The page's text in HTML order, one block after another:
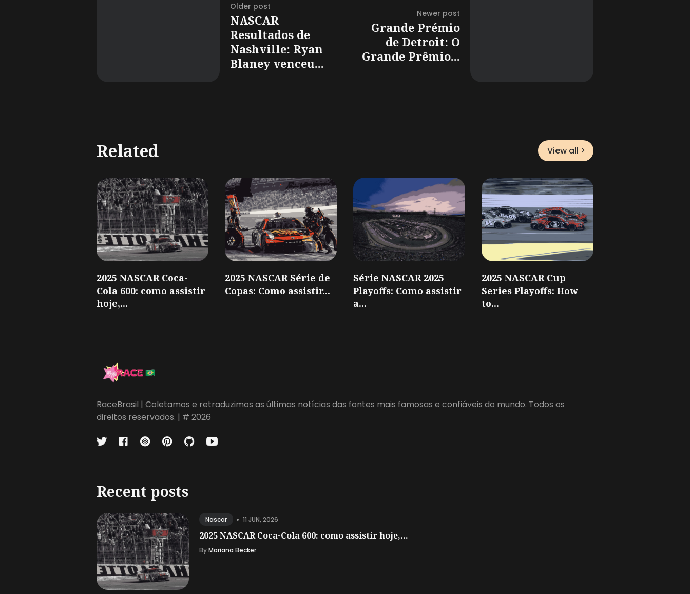
Older post
NASCAR
Resultados de
Nashville: Ryan
Blaney venceu...
Newer post
Grande Prémio
de Detroit: O
Grande Prêmio...
Related View all
2025 NASCAR Coca-
Cola 600: como assistir
hoje,...
2025 NASCAR Série de
Copas: Como assistir...
Série NASCAR 2025
Playoffs: Como assistir
a...
2025 NASCAR Cup
Series Playoffs: How
to...
RaceBrasil | Coletamos e retraduzimos as últimas notícias das fontes mais famosas e confiáveis do mundo. Todos os
direitos reservados. | # 2026
Recent posts
Nascar • 11 JUN, 2026
2025 NASCAR Coca-Cola 600: como assistir hoje,...
ByMariana Becker